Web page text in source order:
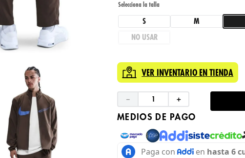
S M
NO USAR
VER INVENTARIO EN TIENDA
＋
－
MEDIOS DE PAGO